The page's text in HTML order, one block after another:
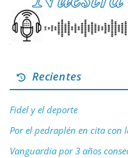
Recientes
Fidel y el deporte
Por el pedraplén en cita con
Vanguardia por 3 años